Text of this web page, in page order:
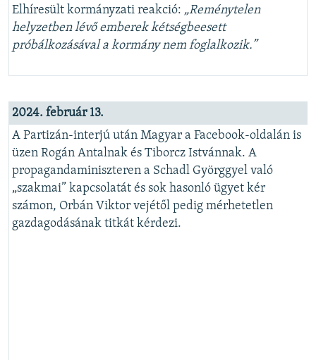
Elhíresült kormányzati reakció: „Reménytelen
helyzetben lévő emberek kétségbeesett
próbálkozásával a kormány nem foglalkozik.”
2024. február 13.
A Partizán-interjú után Magyar a Facebook-oldalán is
üzen Rogán Antalnak és Tiborcz Istvánnak. A
propagandaminiszteren a Schadl Györggyel való
„szakmai” kapcsolatát és sok hasonló ügyet kér
számon, Orbán Viktor vejétől pedig mérhetetlen
gazdagodásának titkát kérdezi.